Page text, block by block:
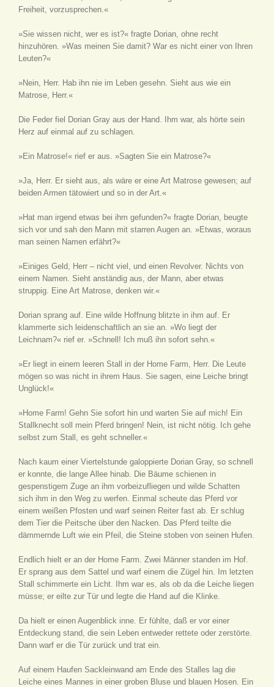
Freiheit, vorzusprechen.«
»Sie wissen nicht, wer es ist?« fragte Dorian, ohne recht
hinzuhören. »Was meinen Sie damit? War es nicht einer von Ihren
Leuten?«
»Nein, Herr. Hab ihn nie im Leben gesehn. Sieht aus wie ein
Matrose, Herr.«
Die Feder fiel Dorian Gray aus der Hand. Ihm war, als hörte sein
Herz auf einmal auf zu schlagen.
»Ein Matrose!« rief er aus. »Sagten Sie ein Matrose?«
»Ja, Herr. Er sieht aus, als wäre er eine Art Matrose gewesen; auf
beiden Armen tätowiert und so in der Art.«
»Hat man irgend etwas bei ihm gefunden?« fragte Dorian, beugte
sich vor und sah den Mann mit starren Augen an. »Etwas, woraus
man seinen Namen erfährt?«
»Einiges Geld, Herr – nicht viel, und einen Revolver. Nichts von
einem Namen. Sieht anständig aus, der Mann, aber etwas
struppig. Eine Art Matrose, denken wir.«
Dorian sprang auf. Eine wilde Hoffnung blitzte in ihm auf. Er
klammerte sich leidenschaftlich an sie an. »Wo liegt der
Leichnam?« rief er. »Schnell! Ich muß ihn sofort sehn.«
»Er liegt in einem leeren Stall in der Home Farm, Herr. Die Leute
mögen so was nicht in ihrem Haus. Sie sagen, eine Leiche bringt
Unglück!«
»Home Farm! Gehn Sie sofort hin und warten Sie auf mich! Ein
Stallknecht soll mein Pferd bringen! Nein, ist nicht nötig. Ich gehe
selbst zum Stall, es geht schneller.«
Nach kaum einer Viertelstunde galoppierte Dorian Gray, so schnell
er konnte, die lange Allee hinab. Die Bäume schienen in
gespenstigem Zuge an ihm vorbeizufliegen und wilde Schatten
sich ihm in den Weg zu werfen. Einmal scheute das Pferd vor
einem weißen Pfosten und warf seinen Reiter fast ab. Er schlug
dem Tier die Peitsche über den Nacken. Das Pferd teilte die
dämmernde Luft wie ein Pfeil, die Steine stoben von seinen Hufen.
Endlich hielt er an der Home Farm. Zwei Männer standen im Hof.
Er sprang aus dem Sattel und warf einem die Zügel hin. Im letzten
Stall schimmerte ein Licht. Ihm war es, als ob da die Leiche liegen
müsse; er eilte zur Tür und legte die Hand auf die Klinke.
Da hielt er einen Augenblick inne. Er fühlte, daß er vor einer
Entdeckung stand, die sein Leben entweder rettete oder zerstörte.
Dann warf er die Tür zurück und trat ein.
Auf einem Haufen Sackleinwand am Ende des Stalles lag die
Leiche eines Mannes in einer groben Bluse und blauen Hosen. Ein